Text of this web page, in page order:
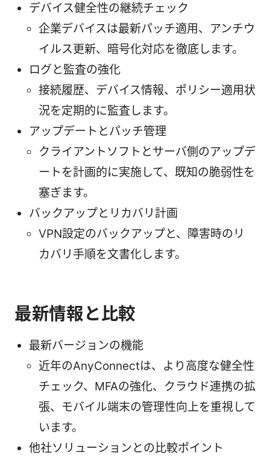
デバイス健全性の継続チェック
企業デバイスは最新パッチ適用、アンチウ
イルス更新、暗号化対応を徹底します。
ログと監査の強化
接続履歴、デバイス情報、ポリシー適用状
況を定期的に監査します。
アップデートとパッチ管理
クライアントソフトとサーバ側のアップデ
ートを計画的に実施して、既知の脆弱性を
塞ぎます。
バックアップとリカバリ計画
VPN設定のバックアップと、障害時のリ
カバリ手順を文書化します。
最新情報と比較
最新バージョンの機能
近年のAnyConnectは、より高度な健全性
チェック、MFAの強化、クラウド連携の拡
張、モバイル端末の管理性向上を重視して
います。
他社ソリューションとの比較ポイント